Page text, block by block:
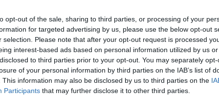
opt-out of the sale, sharing to third parties, or processing of your
for targeted advertising by us, please use the below opt-out
selection. Please note that after your opt-out request is processed
interest-based ads based on personal information utilized by us
to third parties prior to your opt-out. You may separately
of your personal information by third parties on the IAB’s list of
This information may also be disclosed by us to third parties on the
Participants that may further disclose it to other third parties.
Μέγαροδεν παρευρέθηκαν η
Κωνσταντοπούλου , ο πρόεδρος της
, αλλά και ο πρόεδρος τηςΝίκης,
Χαρίτσηςπροσήλθε μαζί μεΠαλαιστίνιο
είσοδος, με τον πρόεδρο τηςΝέας